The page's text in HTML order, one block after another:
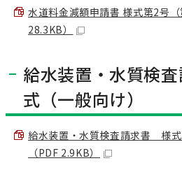
水道料金減額申請書 様式第2号
28.3KB）
給水装置・水質検
式（一般向け）
給水装置・水質検査請求書 様式
（PDF 2.9KB）